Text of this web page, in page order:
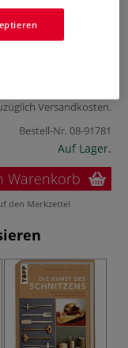
Susann
Versandkosten.
Bestell-Nr.08-91781
Auf Lager.
Warenkorb
den Merkzettel